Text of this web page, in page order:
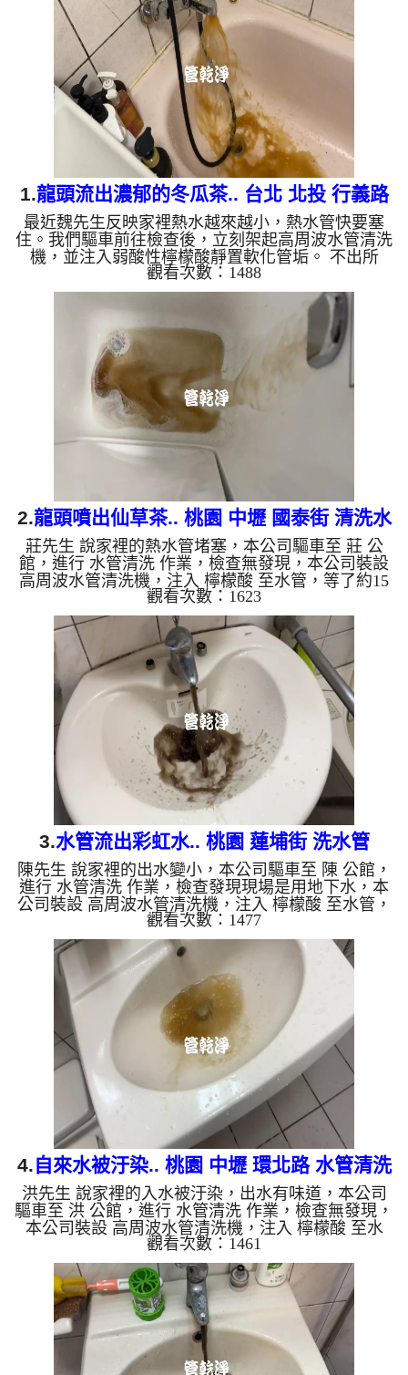
1.龍頭流出濃郁的冬瓜茶.. 台北 北投 行義路
水管清洗
最近魏先生反映家裡熱水越來越小，熱水管快要塞
住。我們驅車前往檢查後，立刻架起高周波水管清洗
機，並注入弱酸性檸檬酸靜置軟化管垢。 不出所
料，螺旋波模式一啟動，原本透明的水瞬間變成濃郁
的「冬瓜茶」！這就是長年累積在管壁的泥沙與鐵
鏽。經過兩個多小時的奮戰，水流終於從汙濁轉為清
澈，熱水也恢復了往日的出水量。 為什麼水管需要
定期「大掃除」？ 管壁髒汙靠一般水壓難以清除，
不同的水質也會產生不同的「色彩反應」： 咖啡色
（鐵鏽/泥沙）： 常見於自來水管線老化。 石油黑
（氧...
觀看次數：1488
2.龍頭噴出仙草茶.. 桃園 中壢 國泰街 清洗水
管
莊先生 說家裡的熱水管堵塞，本公司驅車至 莊 公
館，進行 水管清洗 作業，檢查無發現，本公司裝設
高周波水管清洗機，注入 檸檬酸 至水管，等了約15
分，開啟 水管清洗機 ，啟動 螺旋波 模式，一洗水管
就流出泥水，顏色越來越深，看起來就像仙草茶，兩
個多小時後，出水變乾淨熱水出水量也恢復了。 如
是自來水，如水管老化，會產生鐵鏽跟泥沙堆積，洗
出來的水就會是咖啡色，地下水含有氧化錳，管壁上
會結成黑色管垢，洗出來的水會跟石油一樣黑，有些
洗出綠色的水，是因為裡面有銅的物質，生鏽產生銅
綠，如是藍色的水，...
觀看次數：1623
3.水管流出彩虹水.. 桃園 蓮埔街 洗水管
陳先生 說家裡的出水變小，本公司驅車至 陳 公館，
進行 水管清洗 作業，檢查發現現場是用地下水，本
公司裝設 高周波水管清洗機，注入 檸檬酸 至水管，
等了約15分，開啟 水管清洗機 ，啟動 螺旋波 模式，
一洗水管就流出黑水，一下變成棕色綠色，看起來就
像彩虹水，四個多小時後，出水變乾淨熱水出水也恢
復了。 如是自來水，如水管老化，會產生鐵鏽跟泥
沙堆積，洗出來的水就會是咖啡色，地下水含有氧化
錳，管壁上會結成黑色管垢，洗出來的水會跟石油一
樣黑，有些洗出綠色的水，是因為裡面有銅的物質，
生鏽產生銅綠，如...
觀看次數：1477
4.自來水被汙染.. 桃園 中壢 環北路 水管清洗
洪先生 說家裡的入水被汙染，出水有味道，本公司
驅車至 洪 公館，進行 水管清洗 作業，檢查無發現，
本公司裝設 高周波水管清洗機，注入 檸檬酸 至水
管，等了約15分，開啟 水管清洗機 ，啟動 螺旋波 模
式，一洗水管就流出黃水，一下變成綠色，看起來就
像蔬果汁，兩個多小時後，出水變乾淨熱水出水也沒
味道了。 如是自來水，如水管老化，會產生鐵鏽跟
泥沙堆積，洗出來的水就會是咖啡色，地下水含有氧
化錳，管壁上會結成黑色管垢，洗出來的水會跟石油
一樣黑，有些洗出綠色的水，是因為裡面有銅的物
質，生鏽產生銅綠，如...
觀看次數：1461